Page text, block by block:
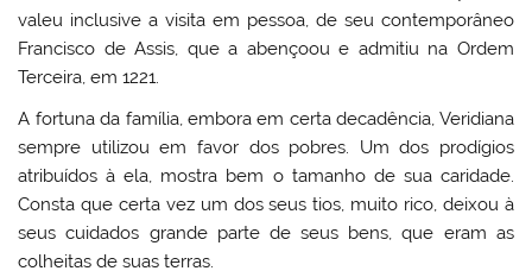
valeu inclusive a visita em pessoa, de seu contemporâneo
Francisco de Assis, que a abençoou e admitiu na Ordem
Terceira, em 1221.
A fortuna da família, embora em certa decadência, Veridiana
sempre utilizou em favor dos pobres. Um dos prodígios
atribuídos à ela, mostra bem o tamanho de sua caridade.
Consta que certa vez um dos seus tios, muito rico, deixou à
seus cuidados grande parte de seus bens, que eram as
colheitas de suas terras.